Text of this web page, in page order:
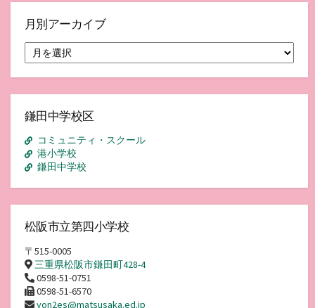
月別アーカイブ
別
ア
イ
鎌田中学校区
コミュニティ・スクール
港小学校
鎌田中学校
松阪市立第四小学校
〒515-0005
三重県松阪市鎌田町428-4
0598-51-0751
0598-51-6570
yon2es@matsusaka.ed.jp